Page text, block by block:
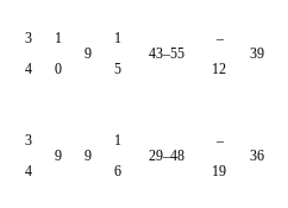
3
4
1
0
9
1
5
43–55
–
12
39
3
4
9 9
1
6
29–48
–
19
36